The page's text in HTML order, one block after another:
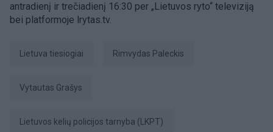
antradienį ir trečiadienį 16:30 per „Lietuvos ryto“ televiziją
bei platformoje lrytas.tv.
Lietuva tiesiogiai Rimvydas Paleckis
Vytautas Grašys
Lietuvos kelių policijos tarnyba (LKPT)